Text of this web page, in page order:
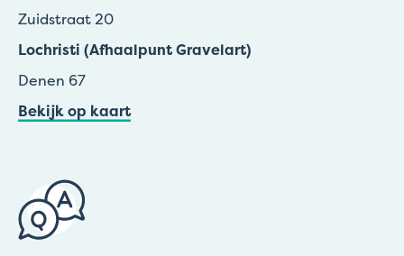
Zuidstraat 20
Lochristi (Afhaalpunt Gravelart)
Denen 67
Bekijk op kaart